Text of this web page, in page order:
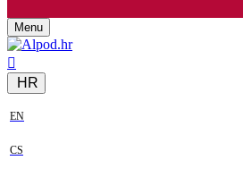
Menu
HR
EN
CS